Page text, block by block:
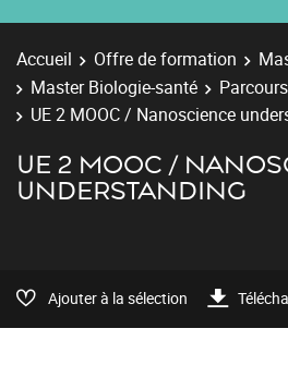
Accueil Offre de formation
Master Biologie-santé
UE 2 MOOC / Nanoscience
UE 2 MOOC /
UNDERSTANDING
Ajouter à la sélection